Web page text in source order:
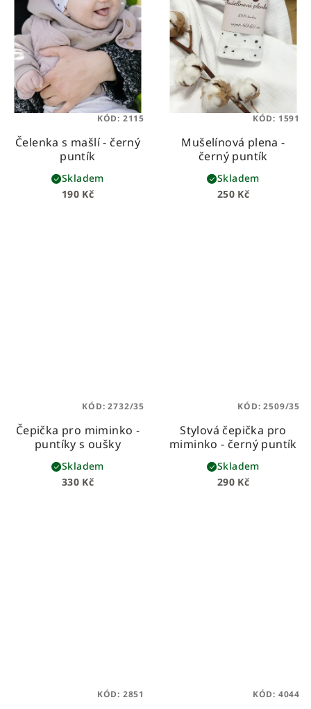
Čelenka s mašlí - černý
puntík
190 Kč
Skladem
KÓD: 2115
Mušelínová plena -
černý puntík
250 Kč
Skladem
KÓD: 1591
Čepička pro miminko -
puntíky s oušky
330 Kč
Skladem
KÓD:2732/35
Stylová čepička pro
miminko - černý puntík
290 Kč
Skladem
KÓD:2509/35
KÓD: 2851 KÓD: 4044